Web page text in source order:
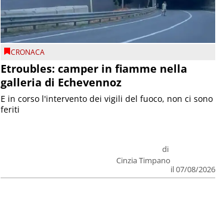
CRONACA
Etroubles: camper in fiamme nella
galleria di Echevennoz
di
Cinzia Timpano
il 07/08/2026
E in corso l'intervento dei vigili del fuoco, non ci sono
feriti